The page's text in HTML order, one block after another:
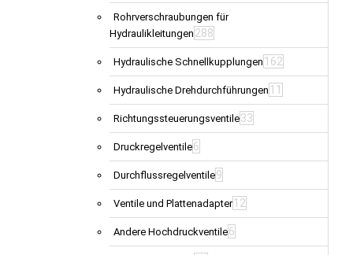
Rohrverschraubungen für
Hydraulikleitungen 288
Hydraulische Schnellkupplungen 162
Hydraulische Drehdurchführungen 11
Richtungssteuerungsventile33
Druckregelventile6
Durchflussregelventile9
Ventile und Plattenadapter 12
Andere Hochdruckventile6